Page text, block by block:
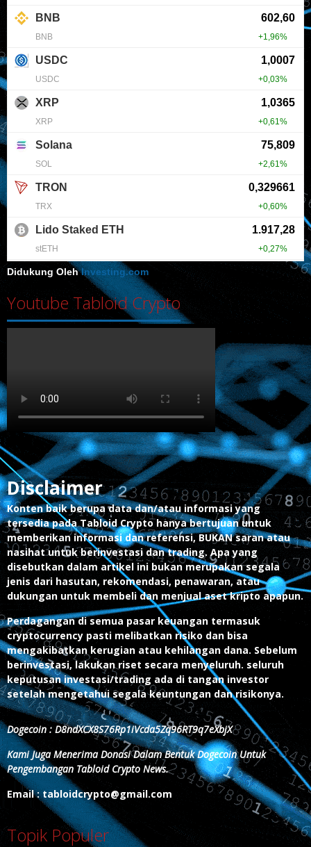
Didukung OlehInvesting.com
Youtube Tabloid Crypto
Disclaimer
Konten baik berupa data dan/atau informasi yang
tersedia pada Tabloid Crypto hanya bertujuan untuk
memberikan informasi dan referensi, BUKAN saran atau
nasihat untuk berinvestasi dan trading. Apa yang
disebutkan dalam artikel ini bukan merupakan segala
jenis dari hasutan, rekomendasi, penawaran, atau
dukungan untuk membeli dan menjual aset kripto apapun.
Perdagangan di semua pasar keuangan termasuk
cryptocurrency pasti melibatkan risiko dan bisa
mengakibatkan kerugian atau kehilangan dana. Sebelum
berinvestasi, lakukan riset secara menyeluruh. seluruh
keputusan investasi/trading ada di tangan investor
setelah mengetahui segala keuntungan dan risikonya.
Dogecoin : D8ndXCX8S76Rp1iVcda5Zq96RT9q7eXbjX
Kami Juga Menerima Donasi Dalam Bentuk Dogecoin Untuk
Pengembangan Tabloid Crypto News.
Email : tabloidcrypto@gmail.com
Topik Populer